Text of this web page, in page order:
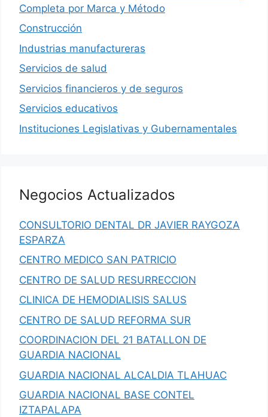
Completa por Marca y Método
Construcción
Industrias manufactureras
Servicios de salud
Servicios financieros y de seguros
Servicios educativos
Instituciones Legislativas y Gubernamentales
Negocios Actualizados
CONSULTORIO DENTAL DR JAVIER RAYGOZA
ESPARZA
CENTRO MEDICO SAN PATRICIO
CENTRO DE SALUD RESURRECCION
CLINICA DE HEMODIALISIS SALUS
CENTRO DE SALUD REFORMA SUR
COORDINACION DEL 21 BATALLON DE
GUARDIA NACIONAL
GUARDIA NACIONAL ALCALDIA TLAHUAC
GUARDIA NACIONAL BASE CONTEL
IZTAPALAPA